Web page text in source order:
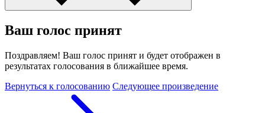
Ваш голос принят
Поздравляем! Ваш голос принят и будет отображен в
результатах голосования в ближайшее время.
Вернуться к голосованию Следующее произведение